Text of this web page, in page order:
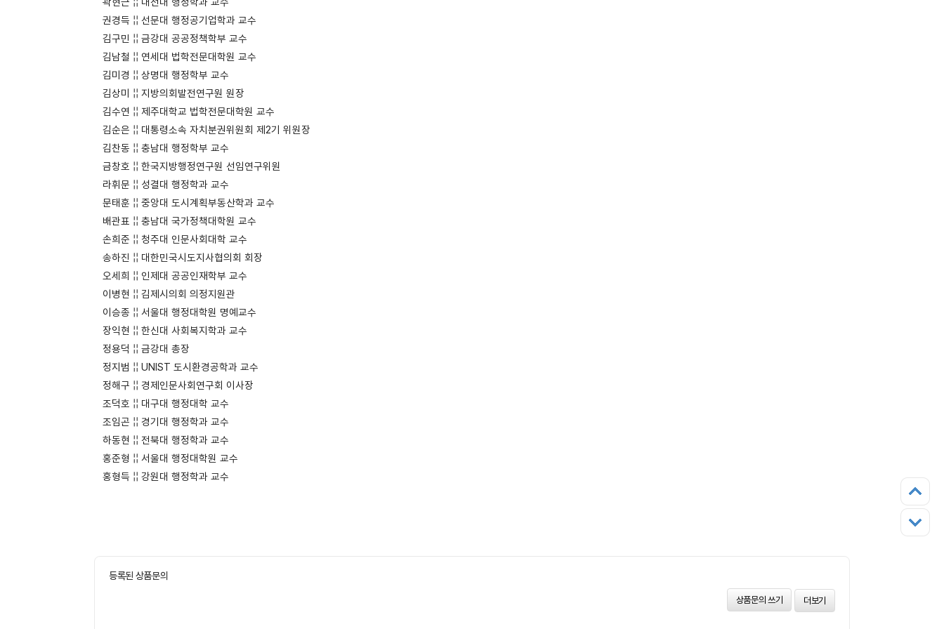
권경득 ¦¦ 선문대 행정공기업학과 교수
김구민 ¦¦ 금강대 공공정책학부 교수
김남철 ¦¦ 연세대 법학전문대학원 교수
김미경 ¦¦ 상명대 행정학부 교수
김상미 ¦¦ 지방의회발전연구원 원장
김수연 ¦¦ 제주대학교 법학전문대학원 교수
김순은 ¦¦ 대통령소속 자치분권위원회 제2기 위원장
김찬동 ¦¦ 충남대 행정학부 교수
금창호 ¦¦ 한국지방행정연구원 선임연구위원
라휘문 ¦¦ 성결대 행정학과 교수
문태훈 ¦¦ 중앙대 도시계획부동산학과 교수
배관표 ¦¦ 충남대 국가정책대학원 교수
손희준 ¦¦ 청주대 인문사회대학 교수
송하진 ¦¦ 대한민국시도지사협의회 회장
오세희 ¦¦ 인제대 공공인재학부 교수
이병현 ¦¦ 김제시의회 의정지원관
이승종 ¦¦ 서울대 행정대학원 명예교수
장익현 ¦¦ 한신대 사회복지학과 교수
정용덕 ¦¦ 금강대 총장
정지범 ¦¦ UNIST 도시환경공학과 교수
정해구 ¦¦ 경제인문사회연구회 이사장
조덕호 ¦¦ 대구대 행정대학 교수
조임곤 ¦¦ 경기대 행정학과 교수
하동현 ¦¦ 전북대 행정학과 교수
홍준형 ¦¦ 서울대 행정대학원 교수
홍형득 ¦¦ 강원대 행정학과 교수
등록된 상품문의
상품문의 쓰기 더보기